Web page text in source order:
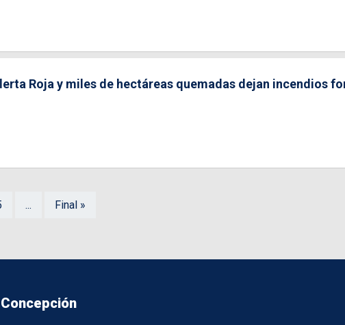
Roja y miles de hectáreas quemadas dejan incendios
... Final »